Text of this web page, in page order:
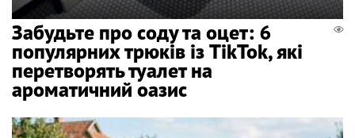
Забудьте про соду та оцет: 6
популярних трюків із TikTok, які
перетворять туалет на
ароматичний оазис